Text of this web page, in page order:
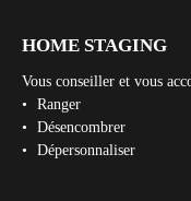
HOME STAGING
Vous conseiller et vous
Ranger
Désencombrer
Dépersonnaliser